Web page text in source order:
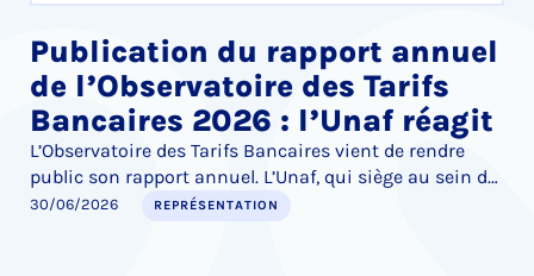
Publication du rapport annuel
de l’Observatoire des Tarifs
Bancaires 2026 : l’Unaf réagit
L’Observatoire des Tarifs Bancaires vient de rendre
public son rapport annuel. L’Unaf, qui siège au sein de
l’instance au nom de la défense des consommateurs,
30/06/2026 REPRÉSENTATION